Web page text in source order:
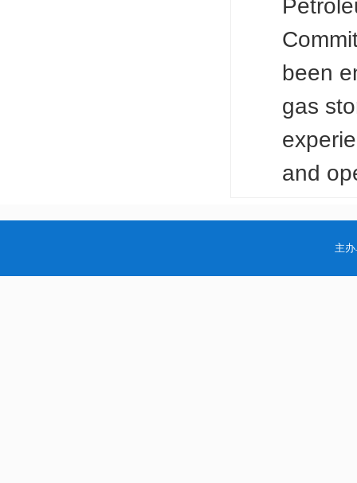
been
gas
and
主